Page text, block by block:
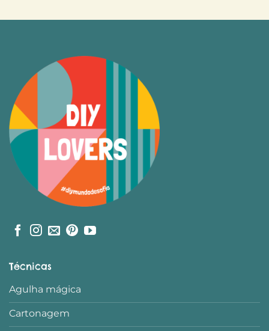
Técnicas
Agulha mágica
Cartonagem